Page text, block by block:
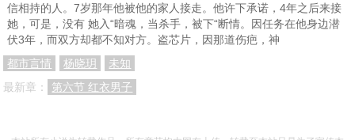
信相持的人。7岁那年他被他的家人接走。他许下承诺，4年之后来接
她，可是，没有 她入“暗魂，当杀手，被下“断情。因任务在他身边潜
伏3年，而双方却都不知对方。盗芯片，因那道伤疤，神
都市言情
杨晓玥
未知
最新章：
第六节 红衣男子